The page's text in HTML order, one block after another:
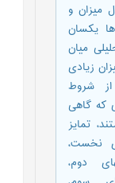
میزان و
یکسان
میان
زیادی
شروط
که گاهی
تمایز
نخست،
دوم،